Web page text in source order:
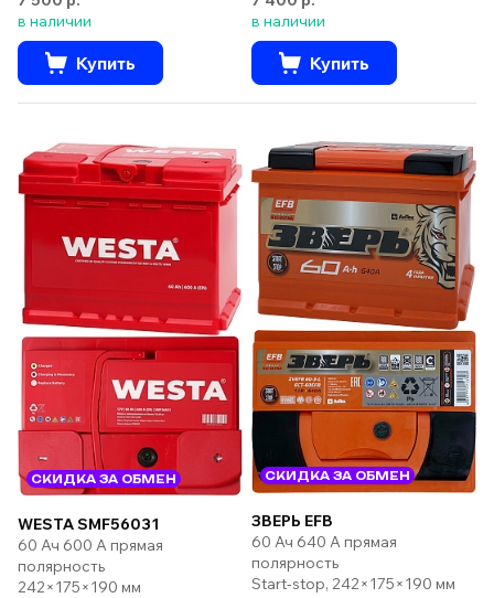
в наличии
Купить
в наличии
Купить
СКИДКА ЗА ОБМЕН
WESTA SMF56031
60 Ач 600 А прямая
полярность
242×175×190 мм
СКИДКА ЗА ОБМЕН
ЗВЕРЬ EFB
60 Ач 640 А прямая
полярность
Start-stop, 242×175×190 мм